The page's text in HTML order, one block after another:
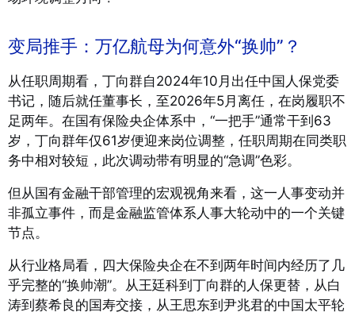
变局推手：万亿航母为何意外“换帅”？
从任职周期看，丁向群自2024年10月出任中国人保党委
书记，随后就任董事长，至2026年5月离任，在岗履职不
足两年。在国有保险央企体系中，“一把手”通常干到63
岁，丁向群年仅61岁便迎来岗位调整，任职周期在同类职
务中相对较短，此次调动带有明显的“急调”色彩。
但从国有金融干部管理的宏观视角来看，这一人事变动并
非孤立事件，而是金融监管体系人事大轮动中的一个关键
节点。
从行业格局看，四大保险央企在不到两年时间内经历了几
乎完整的“换帅潮”。从王廷科到丁向群的人保更替，从白
涛到蔡希良的国寿交接，从王思东到尹兆君的中国太平轮